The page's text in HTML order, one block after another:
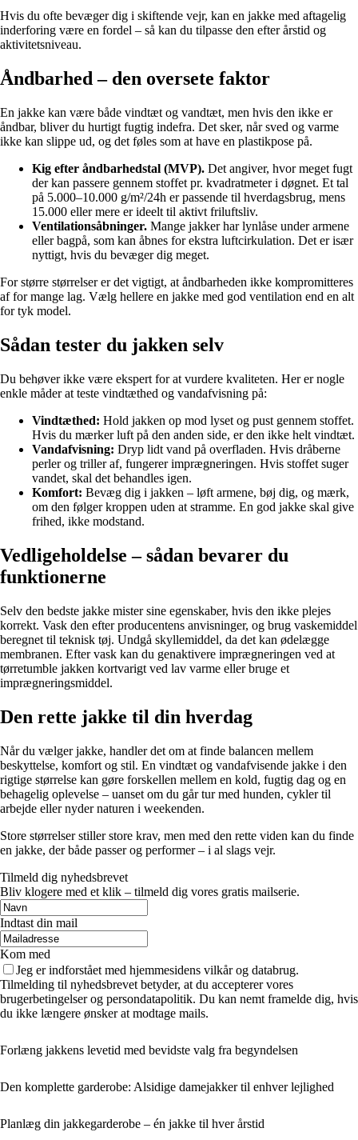
Hvis du ofte bevæger dig i skiftende vejr, kan en jakke med aftagelig
inderforing være en fordel – så kan du tilpasse den efter årstid og
aktivitetsniveau.
Åndbarhed – den oversete faktor
En jakke kan være både vindtæt og vandtæt, men hvis den ikke er
åndbar, bliver du hurtigt fugtig indefra. Det sker, når sved og varme
ikke kan slippe ud, og det føles som at have en plastikpose på.
Kig efter åndbarhedstal (MVP). Det angiver, hvor meget fugt
der kan passere gennem stoffet pr. kvadratmeter i døgnet. Et tal
på 5.000–10.000 g/m²/24h er passende til hverdagsbrug, mens
15.000 eller mere er ideelt til aktivt friluftsliv.
Ventilationsåbninger. Mange jakker har lynlåse under armene
eller bagpå, som kan åbnes for ekstra luftcirkulation. Det er især
nyttigt, hvis du bevæger dig meget.
For større størrelser er det vigtigt, at åndbarheden ikke kompromitteres
af for mange lag. Vælg hellere en jakke med god ventilation end en alt
for tyk model.
Sådan tester du jakken selv
Du behøver ikke være ekspert for at vurdere kvaliteten. Her er nogle
enkle måder at teste vindtæthed og vandafvisning på:
Vindtæthed: Hold jakken op mod lyset og pust gennem stoffet.
Hvis du mærker luft på den anden side, er den ikke helt vindtæt.
Vandafvisning: Dryp lidt vand på overfladen. Hvis dråberne
perler og triller af, fungerer imprægneringen. Hvis stoffet suger
vandet, skal det behandles igen.
Komfort: Bevæg dig i jakken – løft armene, bøj dig, og mærk,
om den følger kroppen uden at stramme. En god jakke skal give
frihed, ikke modstand.
Vedligeholdelse – sådan bevarer du
funktionerne
Selv den bedste jakke mister sine egenskaber, hvis den ikke plejes
korrekt. Vask den efter producentens anvisninger, og brug vaskemiddel
beregnet til teknisk tøj. Undgå skyllemiddel, da det kan ødelægge
membranen. Efter vask kan du genaktivere imprægneringen ved at
tørretumble jakken kortvarigt ved lav varme eller bruge et
imprægneringsmiddel.
Den rette jakke til din hverdag
Når du vælger jakke, handler det om at finde balancen mellem
beskyttelse, komfort og stil. En vindtæt og vandafvisende jakke i den
rigtige størrelse kan gøre forskellen mellem en kold, fugtig dag og en
behagelig oplevelse – uanset om du går tur med hunden, cykler til
arbejde eller nyder naturen i weekenden.
Store størrelser stiller store krav, men med den rette viden kan du finde
en jakke, der både passer og performer – i al slags vejr.
Tilmeld dig nyhedsbrevet
Bliv klogere med et klik – tilmeld dig vores gratis mailserie.
Indtast din mail
Kom med
Jeg er indforstået med hjemmesidens vilkår og databrug.
Tilmelding til nyhedsbrevet betyder, at du accepterer vores
brugerbetingelser og persondatapolitik. Du kan nemt framelde dig, hvis
du ikke længere ønsker at modtage mails.
Forlæng jakkens levetid med bevidste valg fra begyndelsen
Den komplette garderobe: Alsidige damejakker til enhver lejlighed
Planlæg din jakkegarderobe – én jakke til hver årstid